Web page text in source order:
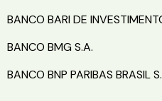
BANCO BARI DE
BANCO BMG S.A.
BANCO BNP PARIBAS BRASIL